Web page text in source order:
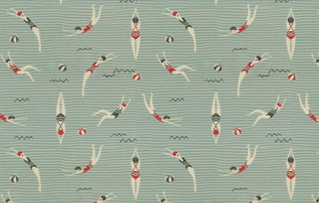
Design-Mix in Lissabon:
City-Tipps von Marianne
Tiegen
„Ich versuche immer, Kulturen zu vermischen und so
interessante Kontraste zu schaffen“, sagt Marianne
Tiegen. „Mission erfüllt!“, sagen wir beim Blick in das